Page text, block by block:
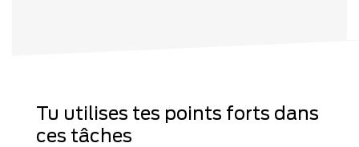
Tu utilises tes points forts dans
ces tâches